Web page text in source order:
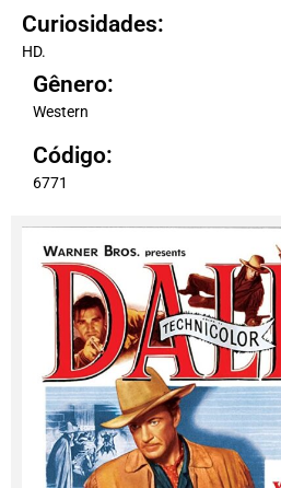
Curiosidades:
HD.
Gênero:
Western
Código:
6771